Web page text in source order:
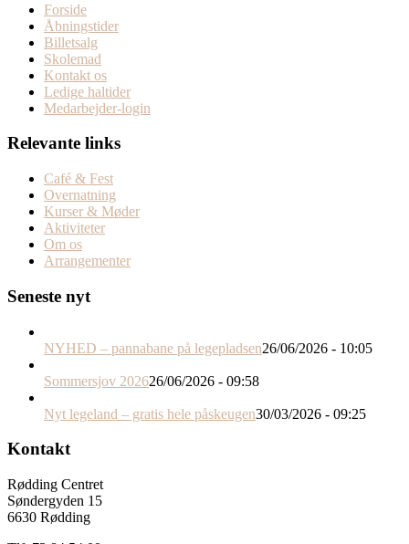
Forside
Åbningstider
Billetsalg
Skolemad
Kontakt os
Ledige haltider
Medarbejder-login
Relevante links
Café & Fest
Overnatning
Kurser & Møder
Aktiviteter
Om os
Arrangementer
Seneste nyt
NYHED – pannabane på legepladsen26/06/2026 - 10:05
Sommersjov 202626/06/2026 - 09:58
Nyt legeland – gratis hele påskeugen30/03/2026 - 09:25
Kontakt
Rødding Centret
Søndergyden 15
6630 Rødding